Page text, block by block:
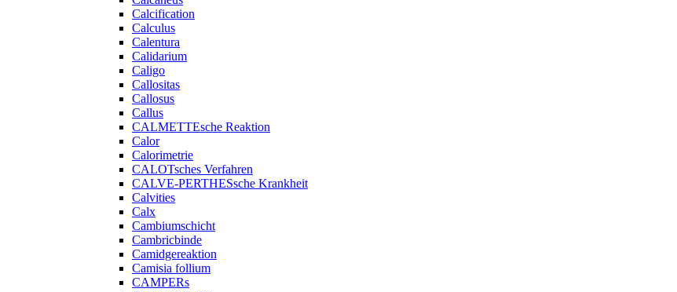
Calcification
Calculus
Calentura
Calidarium
Caligo
Callositas
Callosus
Callus
CALMETTEsche Reaktion
Calor
Calorimetrie
CALOTsches Verfahren
CALVE-PERTHESsche Krankheit
Calvities
Calx
Cambiumschicht
Cambricbinde
Camidgereaktion
Camisia follium
CAMPERs